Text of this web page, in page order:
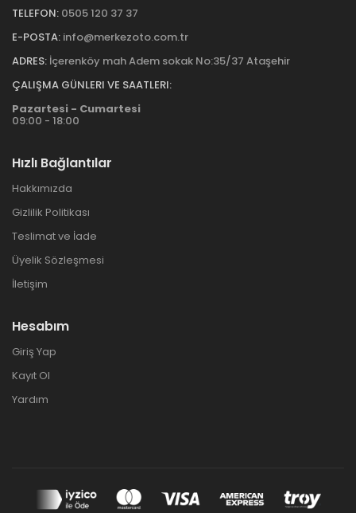
TELEFON: 0505 120 37 37
E-POSTA: info@merkezoto.com.tr
ADRES: İçerenköy mah Adem sokak No:35/37 Ataşehir
ÇALIŞMA GÜNLERI VE SAATLERI:
Pazartesi - Cumartesi
09:00 - 18:00
Hızlı Bağlantılar
Hakkımızda
Gizlilik Politikası
Teslimat ve İade
Üyelik Sözleşmesi
İletişim
Hesabım
Giriş Yap
Kayıt Ol
Yardım